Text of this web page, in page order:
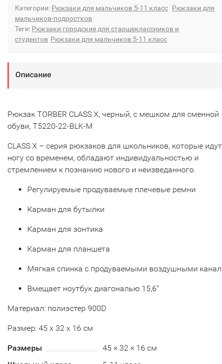
Категории: Рюкзаки для мальчиков 5-11 класс Рюкзаки для
мальчиков-подростков
Теги: Рюкзаки городские для старшеклассников и
студентов Рюкзаки для мальчиков 5-11 класс
Описание
Рюкзак TORBER CLASS X, черный, c мешком для сменной
обуви, T5220-22-BLK-М
CLASS X – серия рюкзаков для школьников, которые
ногу со временем, обладают индивидуальностью и
стремлением к познанию нового и неизведанного.
Регулируемые продуваемые плечевые ремни
Карман для бутылки
Карман для зонтика
Карман для планшета
Мягкая спинка с продуваемыми воздушными
Вмещает ноутбук диагональю 15,6"
Материал: полиэстер 900D
Размер: 45 x 32 x 16 см
Размеры
45 × 32 × 16 см